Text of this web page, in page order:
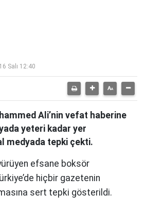
Salı 12:40
Ali’nin vefat haberine
yeteri kadar yer
medyada tepki çekti.
efsane boksör
hiçbir gazetenin
sert tepki gösterildi.